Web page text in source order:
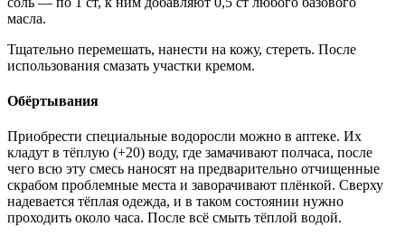
масла.
Тщательно перемешать, нанести на кожу, стереть. После
использования смазать участки кремом.
Обёртывания
Приобрести специальные водоросли можно в аптеке. Их
кладут в тёплую (+20) воду, где замачивают полчаса, после
чего всю эту смесь наносят на предварительно отчищенные
скрабом проблемные места и заворачивают плёнкой. Сверху
надевается тёплая одежда, и в таком состоянии нужно
проходить около часа. После всё смыть тёплой водой.